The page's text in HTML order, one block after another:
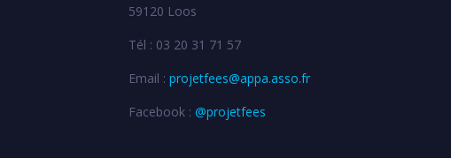
59120 Loos
Tél : 03 20 31 71 57
Email : projetfees@appa.asso.fr
Facebook : @projetfees